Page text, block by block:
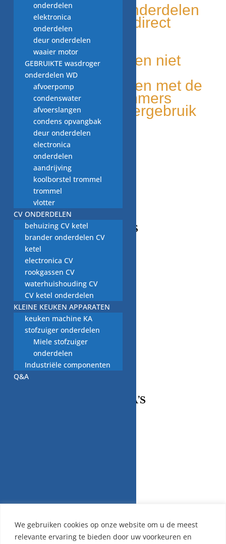
We gebruiken cookies op onze website om u de meest
relevante ervaring te bieden door uw voorkeuren en
Tweedehands onderdelen
Grote voorraad, direct
leverbaar
Duurzaam
Unieke onderdelen niet
elders leverbaar
Makkelijk te vinden met de
onderdelen nummers
Milieu bewust, hergebruik
van onderdelen
CONTACT GEGEVENS
Adres
Beekweg 52C,
5815CN, Merselo/Venray
Nederland
Telefoonnummer / Whatsapp
+31 (0) 6 2424 4580
Email
nardkeuten@gmail.com
KVK-Nummer:
14124905
BTW-nummer:
NL001844641B48
INFORMATIE PAGINA’S
Contact
onderdelen
elektronica
onderdelen
deur onderdelen
waaier motor
GEBRUIKTE wasdroger
onderdelen WD
afvoerpomp
condenswater
afvoerslangen
condens opvangbak
deur onderdelen
electronica
onderdelen
aandrijving
koolborstel trommel
trommel
vlotter
CV ONDERDELEN
behuizing CV ketel
brander onderdelen CV
ketel
electronica CV
rookgassen CV
waterhuishouding CV
CV ketel onderdelen
KLEINE KEUKEN APPARATEN
keuken machine KA
stofzuiger onderdelen
Miele stofzuiger
onderdelen
Industriële componenten
Q&A